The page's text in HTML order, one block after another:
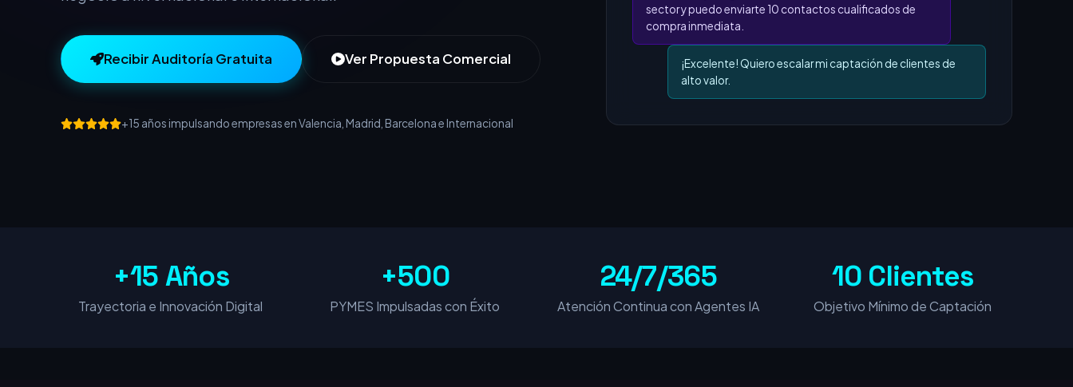
Recibir Auditoría Gratuita Ver Propuesta Comercial
+15 años impulsando empresas en Valencia, Madrid, Barcelona e Internacional
sector y puedo enviarte 10 contactos cualificados de
compra inmediata.
¡Excelente! Quiero escalar mi captación de clientes de
alto valor.
+15 Años
Trayectoria e Innovación Digital
+500
PYMES Impulsadas con Éxito
24/7/365
Atención Continua con Agentes IA
10 Clientes
Objetivo Mínimo de Captación